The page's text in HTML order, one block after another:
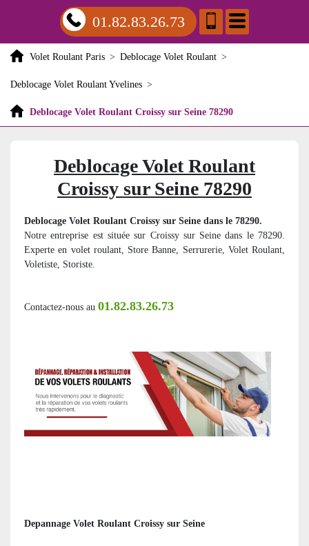
01.82.83.26.73
Volet Roulant Paris > Deblocage Volet Roulant >
Deblocage Volet Roulant Yvelines >
Deblocage Volet Roulant Croissy sur Seine 78290
Deblocage Volet Roulant
Croissy sur Seine 78290
Deblocage Volet Roulant Croissy sur Seine dans le 78290.
Notre entreprise est située sur Croissy sur Seine dans le 78290.
Experte en volet roulant, Store Banne, Serrurerie, Volet Roulant,
Voletiste, Storiste.
Contactez-nous au 01.82.83.26.73
Depannage Volet Roulant Croissy sur Seine